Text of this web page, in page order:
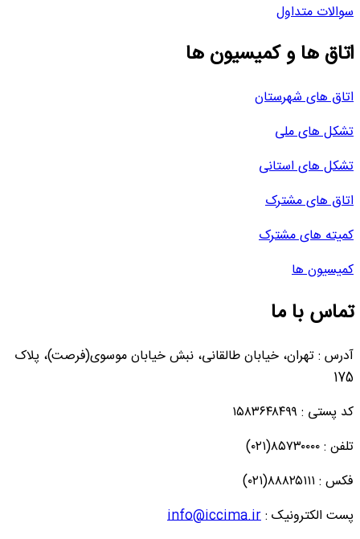
سوالات متداول
اتاق ها و کمیسیون ها
اتاق های شهرستان
تشکل های ملی
تشکل های استانی
اتاق های مشترک
کمیته های مشترک
کمیسیون ها
تماس با ما
آدرس : تهران، خیابان طالقانی، نبش خیابان موسوی(فرصت)، پلاک
175
کد پستی : ۱۵۸۳۶۴۸۴۹۹
تلفن : ۸۵۷۳۰۰۰۰(۰۲۱)
فکس : ۸۸۸۲۵۱۱۱(۰۲۱)
پست الکترونیک :info@iccima.ir